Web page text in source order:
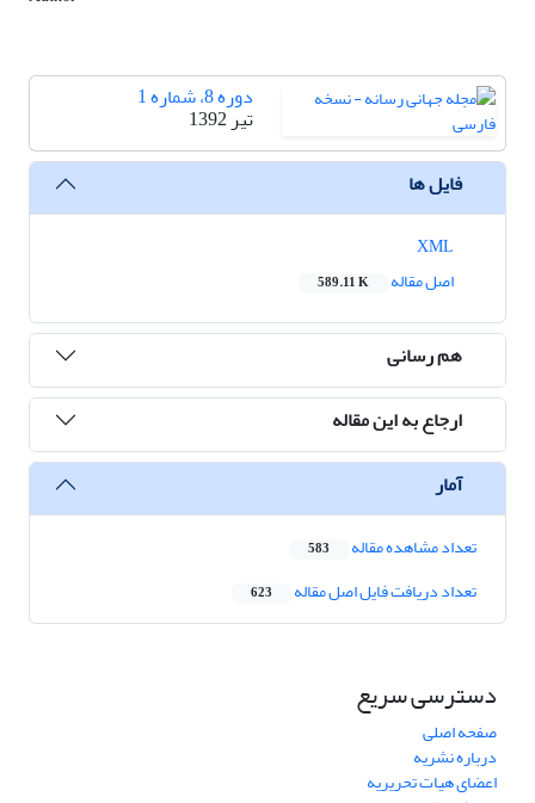
دوره 8، شماره 1
تیر 1392
فایل ها
اصل مقاله
589.11 K
هم رسانی
ارجاع به این مقاله
آمار
تعداد مشاهده مقاله 583
تعداد دریافت فایل اصل مقاله 623
دسترسی سریع
صفحه اصلی
درباره نشریه
اعضای هیات تحریریه